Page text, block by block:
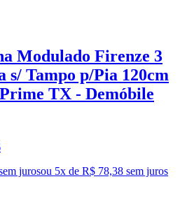
Modulado Firenze 3
s/ Tampo p/Pia 120cm
TX - Demóbile
jurosou 5x de R$ 78,38 sem juros